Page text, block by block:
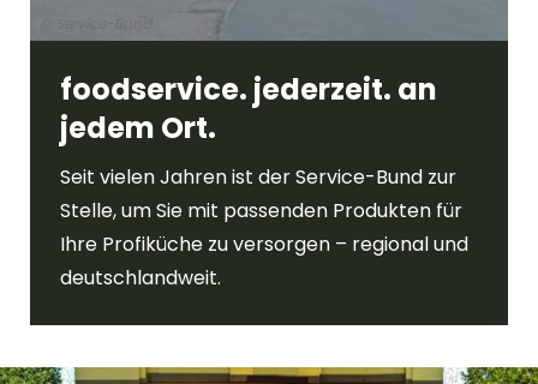
foodservice. jederzeit. an
jedem Ort.
Seit vielen Jahren ist der Service-Bund zur
Stelle, um Sie mit passenden Produkten für
Ihre Profiküche zu versorgen – regional und
deutschlandweit.